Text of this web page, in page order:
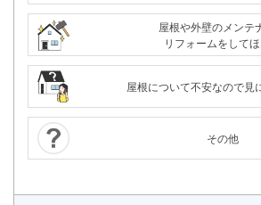
24時間365日対応
屋根や外壁のメンテ
リフォームをして
屋根について不安なので見
その他